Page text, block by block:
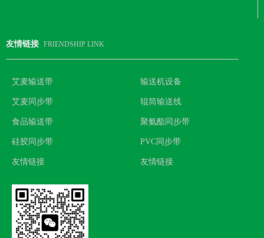
友情链接 FRIENDSHIP LINK
艾麦输送带
艾麦同步带
食品输送带
硅胶同步带
友情链接
输送机设备
辊筒输送线
聚氨酯同步带
PVC同步带
友情链接